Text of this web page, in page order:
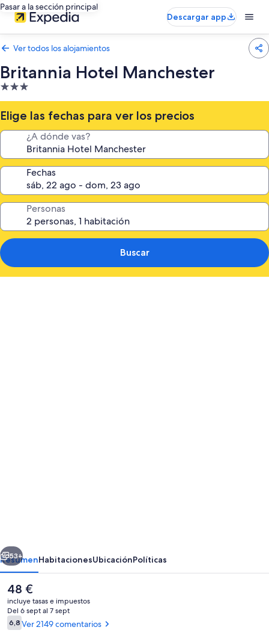
Pasar a la sección principal
Descargar app
Ver todos los alojamientos
Britannia Hotel Manchester
Alojamiento
de
3.0 estrellas
Elige las fechas para ver los precios
¿A dónde vas?
Fechas
Personas
Buscar
Siguiente
53+
ResumenHabitacionesUbicaciónPolíticas
El
precio
actual
es
de
48 €
incluye tasas e impuestos
Del 6 sept al 7 sept
Comentarios
6,86,8 de 10
Ver 2149 comentarios